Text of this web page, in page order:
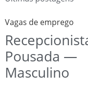
Vagas de emprego
Pousada —
Masculino